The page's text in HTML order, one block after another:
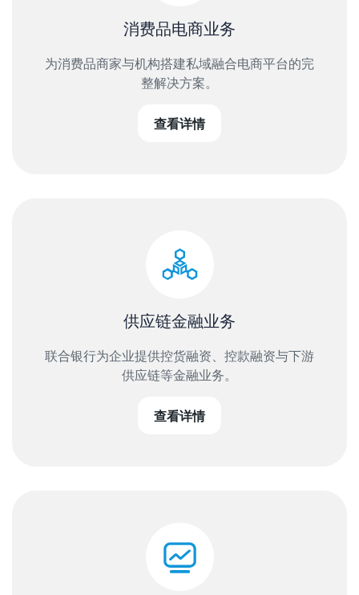
消费品电商业务
为消费品商家与机构搭建私域融合电商平台的完
整解决方案。
查看详情
供应链金融业务
联合银行为企业提供控货融资、控款融资与下游
供应链等金融业务。
查看详情